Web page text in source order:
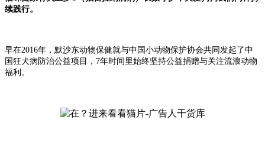
续践行。
早在2016年，默沙东动物保健就与中国小动物保护协会共同发起了中
国狂犬病防治公益项目，7年时间里始终坚持公益捐赠与关注流浪动物
福利。